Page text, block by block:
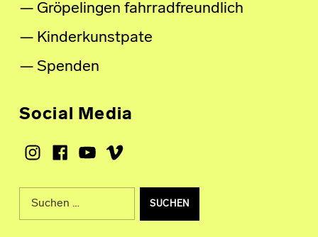
Gröpelingen fahrradfreundlich
Kinderkunstpate
Spenden
Social Media
Instagram
Facebook
Youtube
Vimeo
Suche nach: